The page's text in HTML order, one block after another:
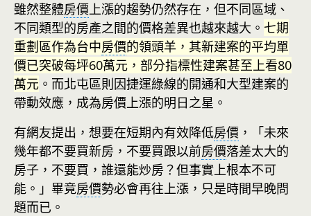
雖然整體房價上漲的趨勢仍然存在，但不同區域、
不同類型的房產之間的價格差異也越來越大。 七期
重劃區作為台中房價的領頭羊，其新建案的平均單
價已突破每坪60萬元，部分指標性建案甚至上看80
萬元 。而北屯區則因捷運綠線的開通和大型建案的
帶動效應，成為房價上漲的明日之星。
有網友提出，想要在短期內有效降低房價 ，「未來
幾年都不要買新房，不要買跟以前房價落差太大的
房子，不要買，誰還能炒房？但事實上根本不可
能。」畢竟房價勢必會再往上漲，只是時間早晚問
題而已。